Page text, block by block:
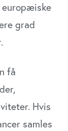
europæiske
grad
få
Hvis
samles